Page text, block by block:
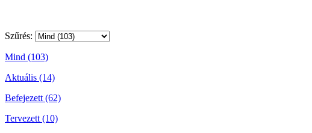
Szűrés:
Mind (103)
Aktuális (14)
Befejezett (62)
Tervezett (10)